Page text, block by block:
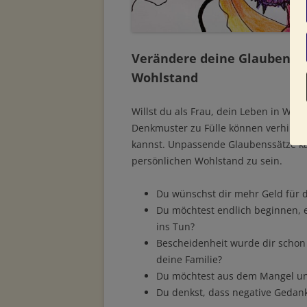
Verändere deine
Wohlstand
Willst du als Frau, dein Leben in
Denkmuster zu Fülle können
kannst. Unpassende Glaubenssätze
persönlichen Wohlstand zu sein.
Du wünschst dir mehr Geld für
Du möchtest endlich beginnen,
ins Tun?
Bescheidenheit wurde dir
deine Familie?
Du möchtest aus dem Mangel
Du denkst, dass negative